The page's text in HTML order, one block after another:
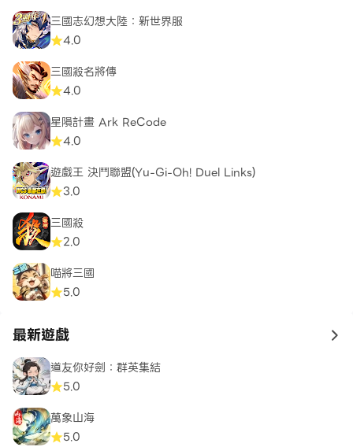
三國志幻想大陸：新世界服
4.0
三國殺名將傳
4.0
星隕計畫 Ark ReCode
4.0
遊戲王 決鬥聯盟(Yu-Gi-Oh! Duel Links)
3.0
三國殺
2.0
喵將三國
5.0
最新遊戲 to
道友你好劍：群英集結
5.0
萬象山海
5.0